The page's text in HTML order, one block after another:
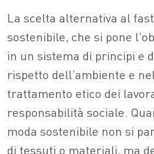
La scelta alternativa al
sostenibile, che si pone
in un sistema di principi e
rispetto dell’ambiente e
trattamento etico dei
responsabilità sociale.
moda sostenibile non si
di tessuti o materiali, ma